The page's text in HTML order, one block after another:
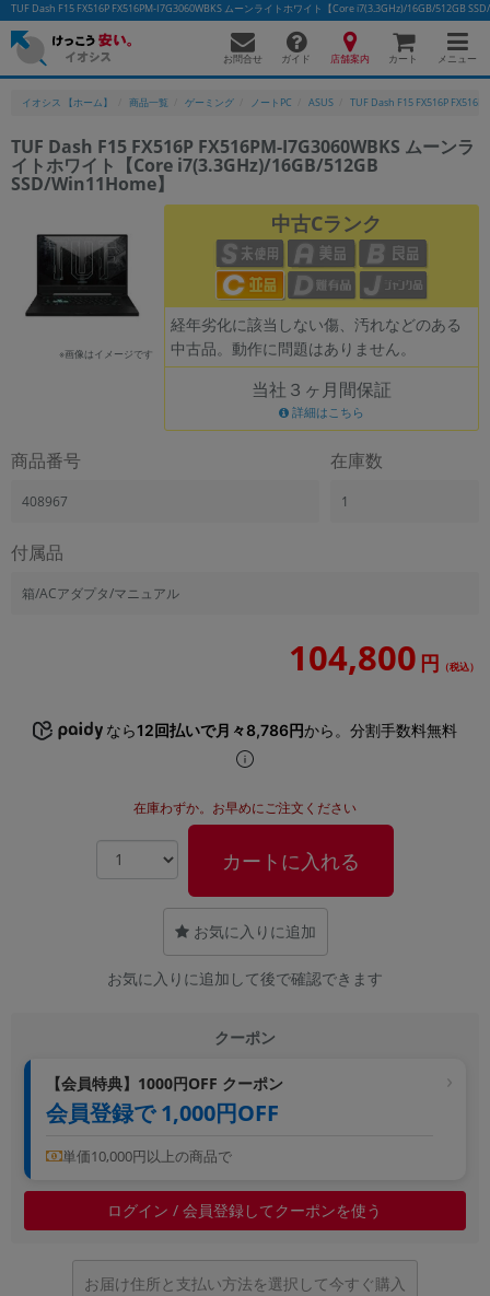
TUF Dash F15 FX516P FX516PM-I7G3060WBKS ムーンライトホワイト【Core i7(3.3GHz)/16GB/512GB
お問合せ ガイド 店舗案内 カート メニュー
イオシス 【ホーム】 商品一覧 ゲーミング ノートPC ASUS TUF Dash F15 FX516P
TUF Dash F15 FX516P FX516PM-I7G3060WBKS ムーンラ
イトホワイト【Core i7(3.3GHz)/16GB/512GB
SSD/Win11Home】
※画像はイメージです
中古Cランク
経年劣化に該当しない傷、汚れなどのある
中古品。動作に問題はありません。
当社３ヶ月間保証
詳細はこちら
商品番号
408967
在庫数
1
付属品
箱/ACアダプタ/マニュアル
104,800 円 （税込）
なら12回払いで月々8,786円から。分割手数料無料
在庫わずか。お早めにご注文ください
カートに入れる
お気に入りに追加
お気に入りに追加して後で確認できます
クーポン
【会員特典】1000円OFF クーポン
会員登録で 1,000円OFF
単価10,000円以上の商品で
ログイン / 会員登録してクーポンを使う
お届け住所と支払い方法を選択して今すぐ購入